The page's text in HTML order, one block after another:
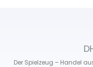
Der Spielzeug – Handel